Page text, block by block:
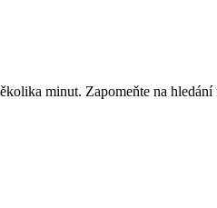
minut. Zapomeňte na